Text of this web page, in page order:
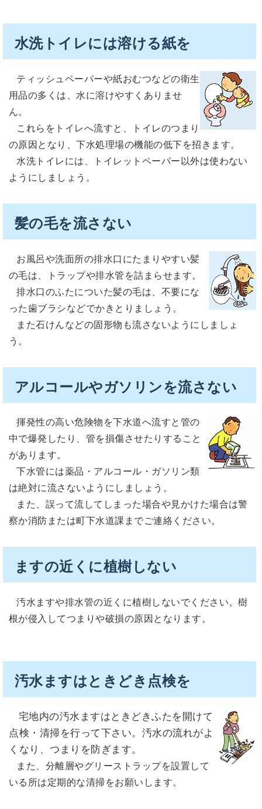
水洗トイレには溶ける紙を
ティッシュペーパーや紙おむつなどの衛生
用品の多くは、水に溶けやすくありませ
ん。
これらをトイレへ流すと、トイレのつまり
の原因となり、下水処理場の機能の低下を招きます。
水洗トイレには、トイレットペーパー以外は使わない
ようにしましょう。
髪の毛を流さない
お風呂や洗面所の排水口にたまりやすい髪
の毛は、トラップや排水管を詰まらせます。
排水口のふたについた髪の毛は、不要にな
った歯ブラシなどでかきとりましょう。
また石けんなどの固形物も流さないようにしましょ
う。
アルコールやガソリンを流さない
揮発性の高い危険物を下水道へ流すと管の
中で爆発したり、管を損傷させたりすること
があります。
下水管には薬品・アルコール・ガソリン類
は絶対に流さないようにしましょう。
また、誤って流してしまった場合や見かけた場合は警
察か消防または町下水道課までご連絡ください。
ますの近くに植樹しない
汚水ますや排水管の近くに植樹しないでください。樹
根が侵入してつまりや破損の原因となります。
汚水ますはときどき点検を
宅地内の汚水ますはときどきふたを開けて
点検・清掃を行って下さい。汚水の流れがよ
くなり、つまりを防ぎます。
また、分離層やグリーストラップを設置して
いる所は定期的な清掃をお願いします。